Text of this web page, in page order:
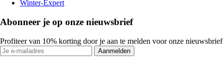
Winter-Expert
Abonneer je op onze nieuwsbrief
Profiteer van 10% korting door je aan te melden voor onze nieuwsbrief
Aanmelden